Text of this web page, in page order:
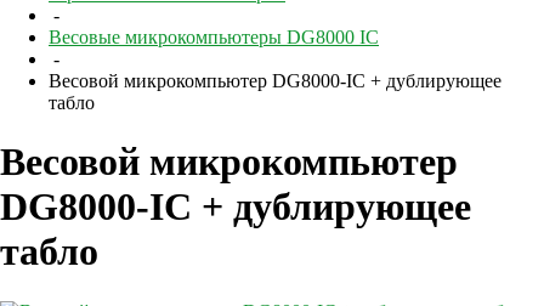
-
Весовые микрокомпьютеры DG8000 IC
-
Весовой микрокомпьютер DG8000-IC + дублирующее
табло
Весовой микрокомпьютер
DG8000-IC + дублирующее
табло